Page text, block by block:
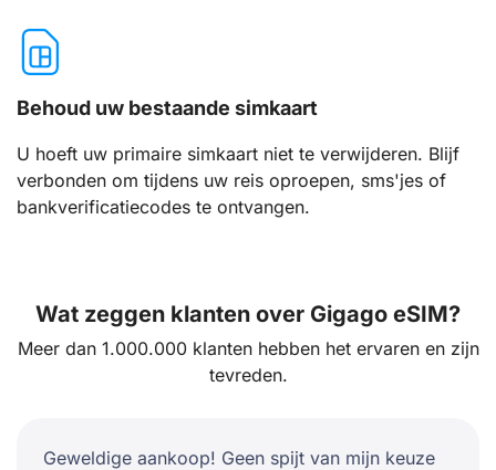
Behoud uw bestaande simkaart
U hoeft uw primaire simkaart niet te verwijderen. Blijf
verbonden om tijdens uw reis oproepen, sms'jes of
bankverificatiecodes te ontvangen.
Wat zeggen klanten over Gigago eSIM?
Meer dan 1.000.000 klanten hebben het ervaren en zijn
tevreden.
Geweldige aankoop! Geen spijt van mijn keuze